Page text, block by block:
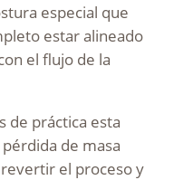
especial que
estar alineado
el flujo de la
de práctica esta
de masa
el proceso y